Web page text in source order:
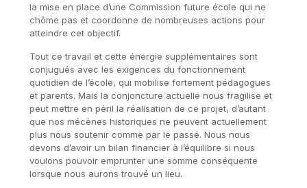
la mise en place d’une Commission future école qui ne
chôme pas et coordonne de nombreuses actions pour
atteindre cet objectif.
Tout ce travail et cette énergie supplémentaires sont
conjugués avec les exigences du fonctionnement
quotidien de l’école, qui mobilise fortement pédagogues
et parents. Mais la conjoncture actuelle nous fragilise et
peut mettre en péril la réalisation de ce projet, d’autant
que nos mécènes historiques ne peuvent actuellement
plus nous soutenir comme par le passé. Nous nous
devons d’avoir un bilan financier à l’équilibre si nous
voulons pouvoir emprunter une somme conséquente
lorsque nous aurons trouvé un lieu.